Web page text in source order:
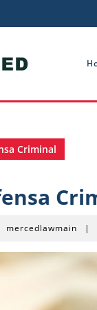
Criminal
mercedlawmain |